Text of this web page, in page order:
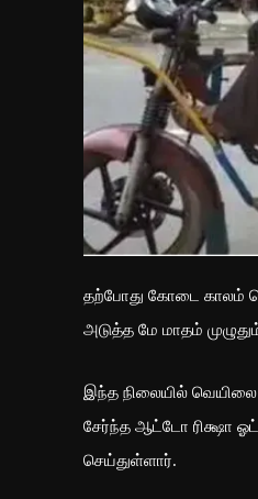
தற்போது கோடை காலம்
அடுத்த மே மாதம்
இந்த நிலையில்
சேர்ந்த ஆட்டோ ரிக்ஷா
செய்துள்ளார்.